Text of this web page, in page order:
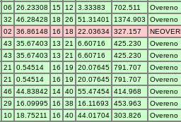
06 26.23308 15 12 3.33383 702.511
Overeno
32 46.28428 18 26 51.31401 1374.903
Overeno
02 36.86148 16 18 22.03634 327.157
43 35.67403 13 21 6.60716 425.230
Overeno
43 35.67403 13 21 6.60716 425.230
Overeno
21 0.54514 16 19 20.07645 791.707
Overeno
21 0.54514 16 19 20.07645 791.707
Overeno
46 44.83842 14 40 55.47454 414.968
Overeno
29 16.09995 16 38 16.11693 453.963
Overeno
10 18.75211 16 40 44.01704 303.826
Overeno